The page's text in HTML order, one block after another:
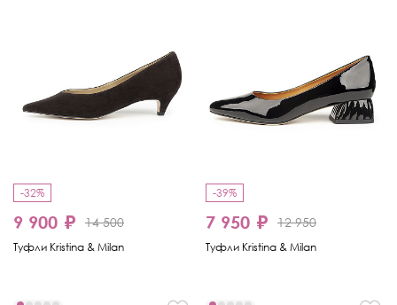
-32%
9 900 ₽ 14 500
Туфли Kristina & Milan
-39%
7 950 ₽ 12 950
Туфли Kristina & Milan